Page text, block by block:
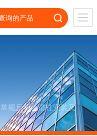
常规反相色谱柱安装及